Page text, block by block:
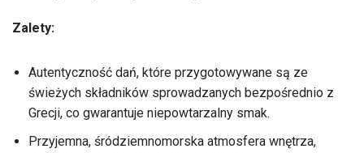
Zalety:
Autentyczność dań, które przygotowywane są ze
świeżych składników sprowadzanych bezpośrednio z
Grecji, co gwarantuje niepowtarzalny smak.
Przyjemna, śródziemnomorska atmosfera wnętrza,